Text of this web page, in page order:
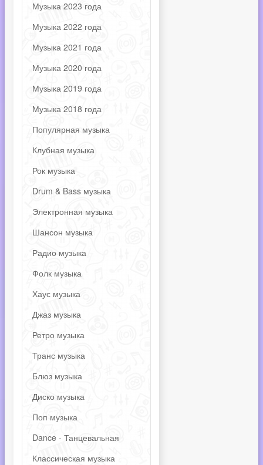
Музыка 2023 года
Музыка 2022 года
Музыка 2021 года
Музыка 2020 года
Музыка 2019 года
Музыка 2018 года
Популярная музыка
Клубная музыка
Рок музыка
Drum & Bass музыка
Электронная музыка
Шансон музыка
Радио музыка
Фолк музыка
Хаус музыка
Джаз музыка
Ретро музыка
Транс музыка
Блюз музыка
Диско музыка
Поп музыка
Dance - Танцевальная
Классическая музыка